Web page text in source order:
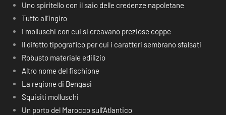
Uno spiritello con il saio delle credenze napoletane
Tutto all’ingiro
I molluschi con cui si creavano preziose coppe
Il difetto tipografico per cui i caratteri sembrano sfalsati
Robusto materiale edilizio
Altro nome del fischione
La regione di Bengasi
Squisiti molluschi
Un porto del Marocco sull’Atlantico